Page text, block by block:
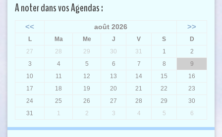
A noter dans vos Agendas :
<< août 2026 >>
L Ma Me J V S
D
27
28 29 30 31 1
2
3
4 5 6 7 8
9
10
11 12 13 14 15
16
17
18 19 20 21 22
23
24
25 26 27 28 29
30
31
1 2 3 4 5 6